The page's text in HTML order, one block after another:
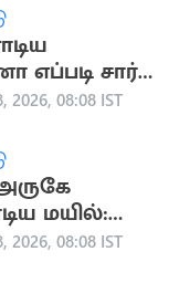
எப்படி சார்
-
2026, 08:08 IST
மயில்:
2026, 08:08 IST